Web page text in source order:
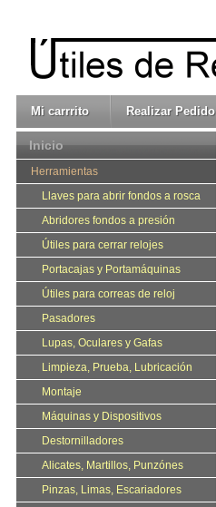
Mi carrrito Realizar Pedido
Inicio
Herramientas
Llaves para abrir fondos a rosca
Abridores fondos a presión
Útiles para cerrar relojes
Portacajas y Portamáquinas
Útiles para correas de reloj
Pasadores
Lupas, Oculares y Gafas
Limpieza, Prueba, Lubricación
Montaje
Máquinas y Dispositivos
Destornilladores
Alicates, Martillos, Punzónes
Pinzas, Limas, Escariadores